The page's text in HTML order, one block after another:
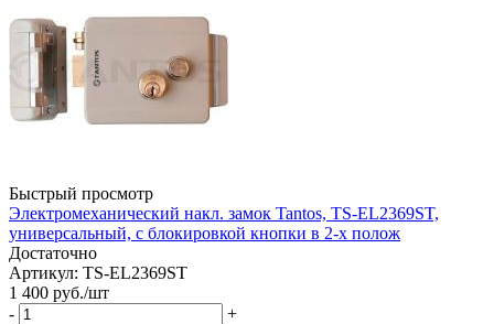
Быстрый просмотр
Электромеханический накл. замок Tantos, TS-EL2369ST,
универсальный, с блокировкой кнопки в 2-х полож
Достаточно
Артикул: TS-EL2369ST
1 400 руб./шт
-
+